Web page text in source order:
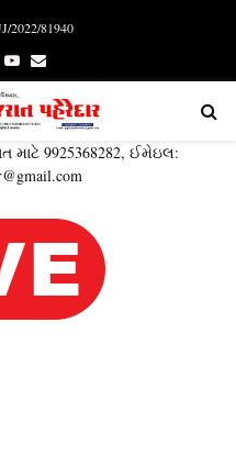
2022/81940
YoutubeEmail
માટે 9925368282, ઈમેઇલ: